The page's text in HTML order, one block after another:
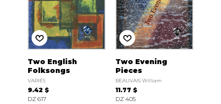
Two English
Folksongs
VARIÉS
9.42 $
DZ 617
Two Evening
Pieces
BEAUVAIS William
11.77 $
DZ 405